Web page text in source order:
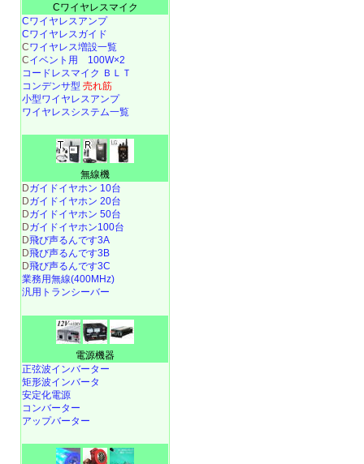
Cワイヤレスマイク
Cワイヤレスアンプ
Cワイヤレスガイド
Cワイヤレス増設一覧
Cイベント用 100W×2
コードレスマイク ＢＬＴ
コンデンサ型 売れ筋
小型ワイヤレスアンプ
ワイヤレスシステム一覧
無線機
Dガイドイヤホン 10台
Dガイドイヤホン 20台
Dガイドイヤホン 50台
Dガイドイヤホン100台
D飛び声るんです3A
D飛び声るんです3B
D飛び声るんです3C
業務用無線(400MHz)
汎用トランシーバー
電源機器
正弦波インバーター
矩形波インバータ
安定化電源
コンバーター
アップバーター